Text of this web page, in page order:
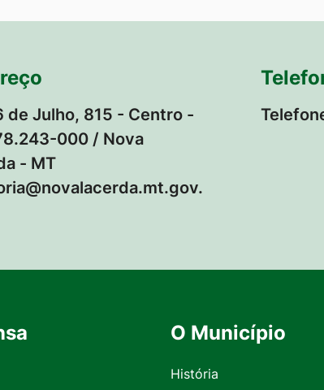
de Julho, 815 - Centro -
000 / Nova
- MT
Contato O Município
História